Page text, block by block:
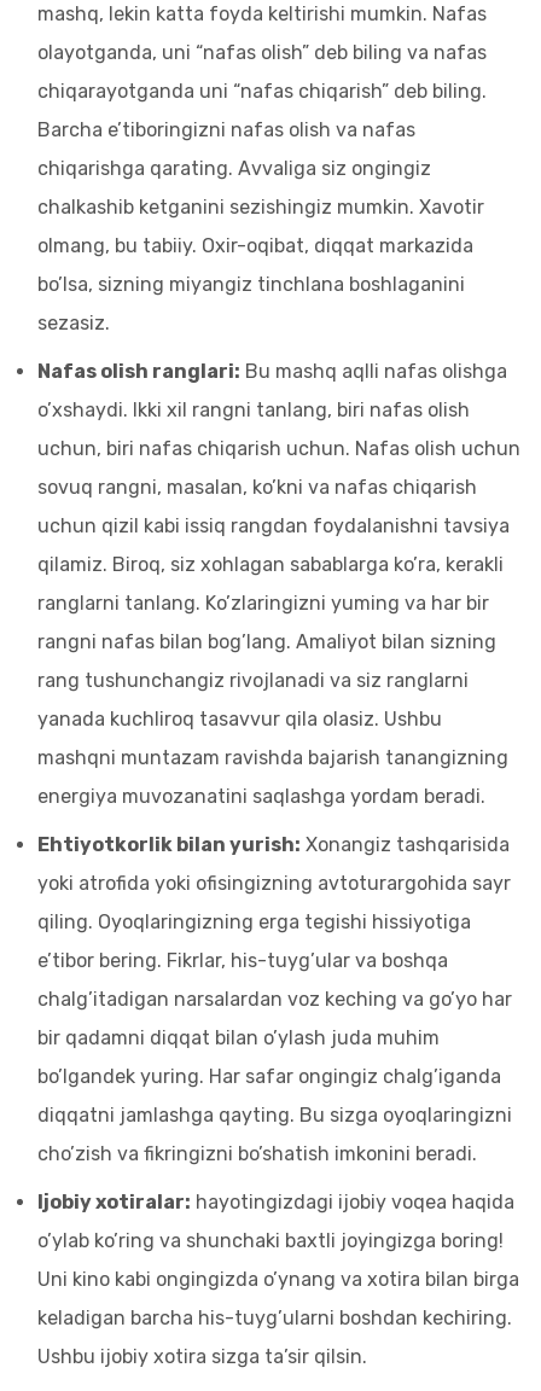
mashq, lekin katta foyda keltirishi mumkin. Nafas
olayotganda, uni “nafas olish” deb biling va nafas
chiqarayotganda uni “nafas chiqarish” deb biling.
Barcha e’tiboringizni nafas olish va nafas
chiqarishga qarating. Avvaliga siz ongingiz
chalkashib ketganini sezishingiz mumkin. Xavotir
olmang, bu tabiiy. Oxir-oqibat, diqqat markazida
bo’lsa, sizning miyangiz tinchlana boshlaganini
sezasiz.
Nafas olish ranglari: Bu mashq aqlli nafas olishga
o’xshaydi. Ikki xil rangni tanlang, biri nafas olish
uchun, biri nafas chiqarish uchun. Nafas olish uchun
sovuq rangni, masalan, ko’kni va nafas chiqarish
uchun qizil kabi issiq rangdan foydalanishni tavsiya
qilamiz. Biroq, siz xohlagan sabablarga ko’ra, kerakli
ranglarni tanlang. Ko’zlaringizni yuming va har bir
rangni nafas bilan bog’lang. Amaliyot bilan sizning
rang tushunchangiz rivojlanadi va siz ranglarni
yanada kuchliroq tasavvur qila olasiz. Ushbu
mashqni muntazam ravishda bajarish tanangizning
energiya muvozanatini saqlashga yordam beradi.
Ehtiyotkorlik bilan yurish: Xonangiz tashqarisida
yoki atrofida yoki ofisingizning avtoturargohida sayr
qiling. Oyoqlaringizning erga tegishi hissiyotiga
e’tibor bering. Fikrlar, his-tuyg’ular va boshqa
chalg’itadigan narsalardan voz keching va go’yo har
bir qadamni diqqat bilan o’ylash juda muhim
bo’lgandek yuring. Har safar ongingiz chalg’iganda
diqqatni jamlashga qayting. Bu sizga oyoqlaringizni
cho’zish va fikringizni bo’shatish imkonini beradi.
Ijobiy xotiralar: hayotingizdagi ijobiy voqea haqida
o’ylab ko’ring va shunchaki baxtli joyingizga boring!
Uni kino kabi ongingizda o’ynang va xotira bilan birga
keladigan barcha his-tuyg’ularni boshdan kechiring.
Ushbu ijobiy xotira sizga ta’sir qilsin.